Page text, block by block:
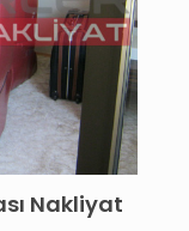
Nakliyat